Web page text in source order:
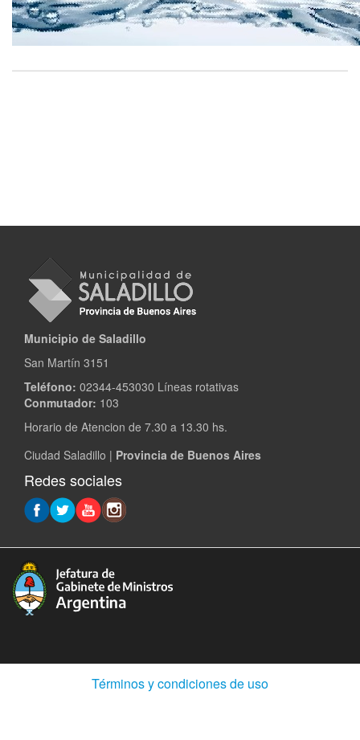
Municipio de Saladillo
San Martín 3151
Teléfono: 02344-453030 Líneas rotativas
Conmutador: 103
Horario de Atencion de 7.30 a 13.30 hs.
Ciudad Saladillo | Provincia de Buenos Aires
Redes sociales
Términos y condiciones de uso(Abre